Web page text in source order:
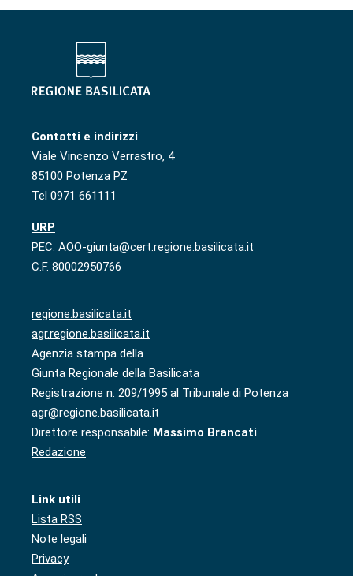
Contatti e indirizzi
Viale Vincenzo Verrastro, 4
85100 Potenza PZ
Tel 0971 661111
URP
PEC: AOO-giunta@cert.regione.basilicata.it
C.F. 80002950766
regione.basilicata.it
agr.regione.basilicata.it
Agenzia stampa della
Giunta Regionale della Basilicata
Registrazione n. 209/1995 al Tribunale di Potenza
agr@regione.basilicata.it
Direttore responsabile: Massimo Brancati
Redazione
Link utili
Lista RSS
Note legali
Privacy